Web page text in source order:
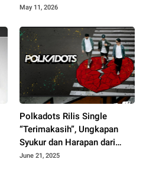
yang Berubah
May 11, 2026
Polkadots Rilis Single
“Terimakasih”, Ungkapan
Syukur dan Harapan dari
Album Heartbreak Analogy
June 21, 2025